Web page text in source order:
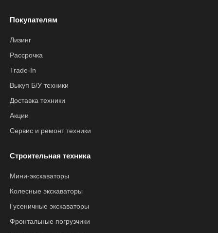
Покупателям
Лизинг
Рассрочка
Trade-In
Выкуп Б/У техники
Доставка техники
Акции
Сервис и ремонт техники
Строительная техника
Мини-экскаваторы
Колесные экскаваторы
Гусеничные экскаваторы
Фронтальные погрузчики